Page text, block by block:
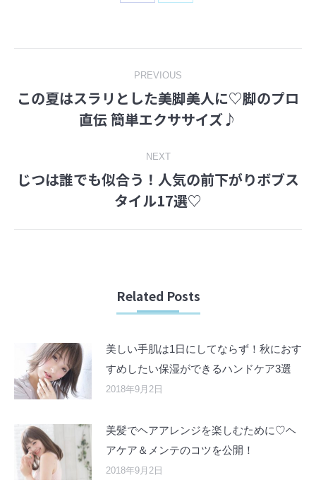
navigation
PREVIOUS
Previous
post:
この夏はスラリとした美脚美人に♡脚のプロ
直伝 簡単エクササイズ♪
NEXT
Next
post:
じつは誰でも似合う！人気の前下がりボブス
タイル17選♡
Related Posts
美しい手肌は1日にしてならず！秋におす
すめしたい保湿ができるハンドケア3選
2018年9月2日
美髪でヘアアレンジを楽しむために♡ヘ
アケア＆メンテのコツを公開！
2018年9月2日